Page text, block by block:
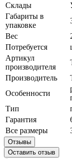
Склады
Габариты в
упаковке
Вес
Потребуется
Артикул
производителя
Производитель
Особенности
Тип
Гарантия
Все размеры
Отзывы
Оставить отзыв